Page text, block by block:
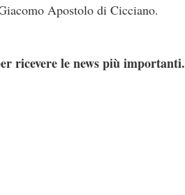
Apostolo di Cicciano.
ricevere le news più importanti.